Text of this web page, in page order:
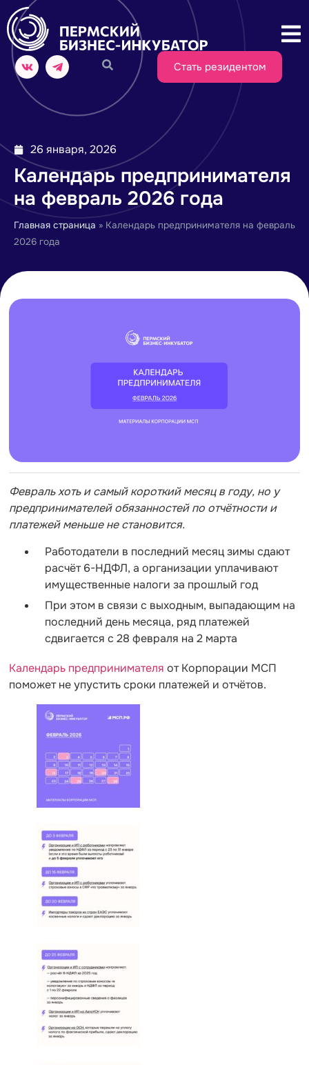
Стать резидентом
26 января, 2026
Календарь предпринимателя
на февраль 2026 года
Главная страница » Календарь предпринимателя на февраль
2026 года
Февраль хоть и самый короткий месяц в году, но у
предпринимателей обязанностей по отчётности и
платежей меньше не становится.
Работодатели в последний месяц зимы сдают
расчёт 6-НДФЛ, а организации уплачивают
имущественные налоги за прошлый год
При этом в связи с выходным, выпадающим на
последний день месяца, ряд платежей
сдвигается с 28 февраля на 2 марта
Календарь предпринимателя от Корпорации МСП
поможет не упустить сроки платежей и отчётов.